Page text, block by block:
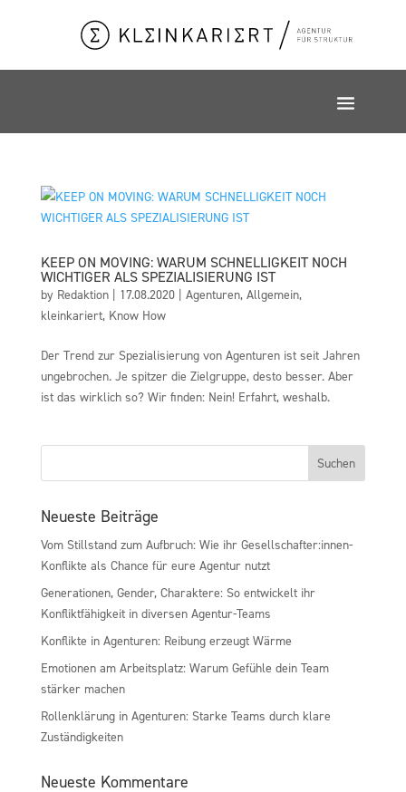
KEEP ON MOVING: WARUM SCHNELLIGKEIT NOCH
WICHTIGER ALS SPEZIALISIERUNG IST
by Redaktion| 17.08.2020| Agenturen, Allgemein,
kleinkariert, Know How
Der Trend zur Spezialisierung von Agenturen ist seit Jahren
ungebrochen. Je spitzer die Zielgruppe, desto besser. Aber
ist das wirklich so? Wir finden: Nein! Erfahrt, weshalb.
Neueste Beiträge
Vom Stillstand zum Aufbruch: Wie ihr Gesellschafter:innen-
Konflikte als Chance für eure Agentur nutzt
Generationen, Gender, Charaktere: So entwickelt ihr
Konfliktfähigkeit in diversen Agentur-Teams
Konflikte in Agenturen: Reibung erzeugt Wärme
Emotionen am Arbeitsplatz: Warum Gefühle dein Team
stärker machen
Rollenklärung in Agenturen: Starke Teams durch klare
Zuständigkeiten
Neueste Kommentare